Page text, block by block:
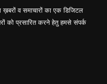
व समाचारों का एक डिजिटल
को प्रसारित करने हेतु हमसे संपर्क